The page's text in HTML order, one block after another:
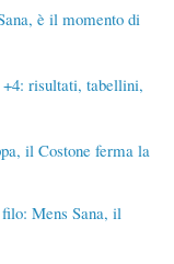
è il momento di
risultati, tabellini,
il Costone ferma la
Mens Sana, il